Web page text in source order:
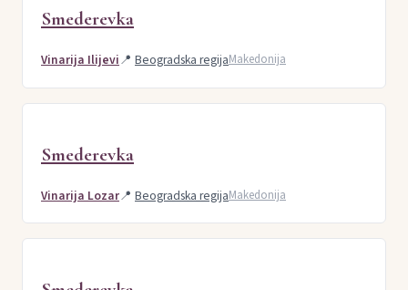
Smederevka
Vinarija Ilijevi📍 Beogradska regijaMakedonija
Smederevka
Vinarija Lozar📍 Beogradska regijaMakedonija